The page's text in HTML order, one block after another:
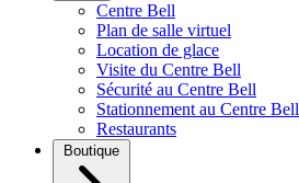
Centre Bell
Plan de salle virtuel
Location de glace
Visite du Centre Bell
Sécurité au Centre Bell
Stationnement au Centre Bell
Restaurants
Boutique